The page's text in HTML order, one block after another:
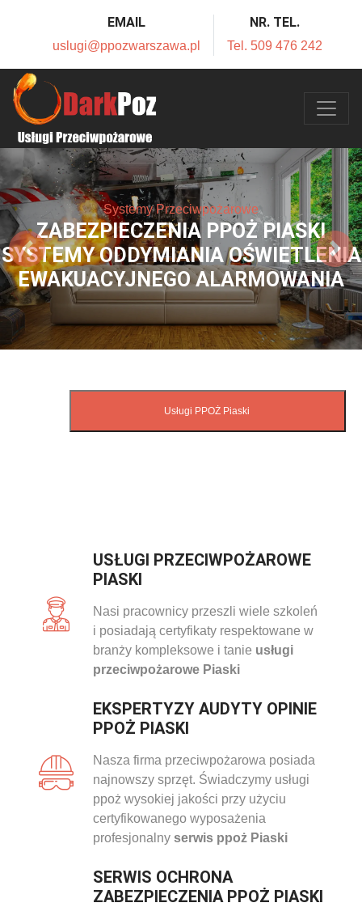
EMAIL
uslugi@ppozwarszawa.pl
NR. TEL.
Tel. 509 476 242
Systemy Przeciwpożarowe
ZABEZPIECZENIA PPOŻ PIASKI
SYSTEMY ODDYMIANIA OŚWIETLENIA
EWAKUACYJNEGO ALARMOWANIA
USŁUGI PRZECIWPOŻAROWE
PIASKI
Nasi pracownicy przeszli wiele szkoleń
i posiadają certyfikaty respektowane w
branży kompleksowe i tanie usługi
przeciwpożarowe Piaski
EKSPERTYZY AUDYTY OPINIE
PPOŻ PIASKI
Nasza firma przeciwpożarowa posiada
najnowszy sprzęt. Świadczymy usługi
ppoż wysokiej jakości przy użyciu
certyfikowanego wyposażenia
profesjonalny serwis ppoż Piaski
SERWIS OCHRONA
ZABEZPIECZENIA PPOŻ PIASKI